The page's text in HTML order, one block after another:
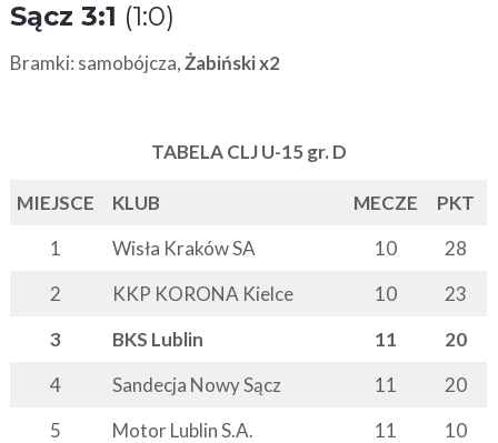
Sącz 3:1 (1:0)
Bramki: samobójcza,Żabiński x2
TABELA CLJ U-15 gr. D
MIEJSCE KLUB MECZE
PKT
1
Wisła Kraków SA 10
28
2
KKP KORONA Kielce 10
23
3
BKS Lublin 11
20
4
Sandecja Nowy Sącz 11
20
5
Motor Lublin S.A. 11
10